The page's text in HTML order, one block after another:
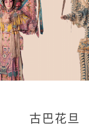
古巴花旦